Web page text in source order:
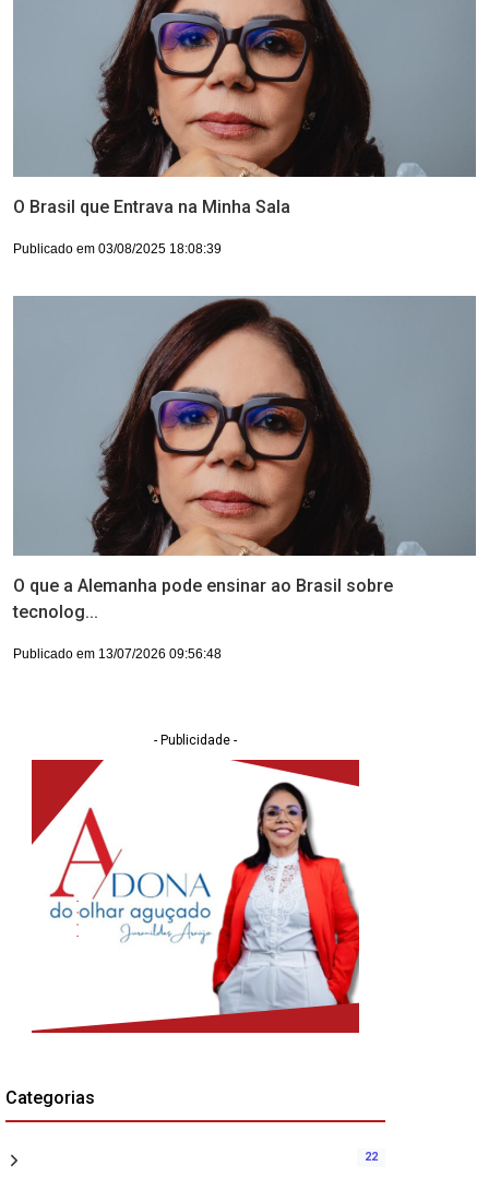
O Brasil que Entrava na Minha Sala
Publicado em 03/08/2025 18:08:39
O que a Alemanha pode ensinar ao Brasil sobre
tecnolog...
Publicado em 13/07/2026 09:56:48
- Publicidade -
Categorias
22